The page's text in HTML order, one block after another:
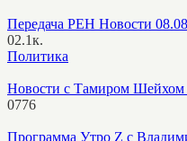
Передача РЕН Новости
02.1к.
Политика
Новости с Тамиром Шейхом
0776
Программа Утро Z с